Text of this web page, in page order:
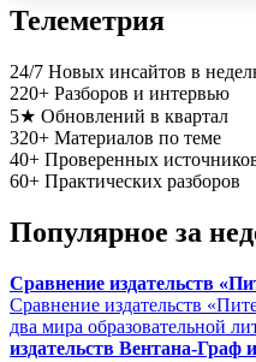
Телеметрия
24/7 Новых инсайтов в
220+ Разборов и интервью
5★ Обновлений в квартал
320+ Материалов по теме
40+ Проверенных
60+ Практических разборов
Популярное за
Сравнение издательств
Сравнение издательств
два мира образовательной
издательств Вентана-Граф